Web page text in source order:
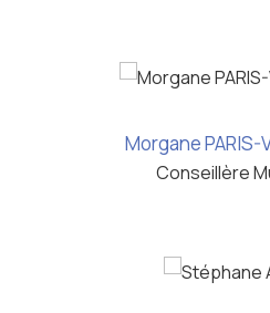
Morgane PARIS-
Conseillère